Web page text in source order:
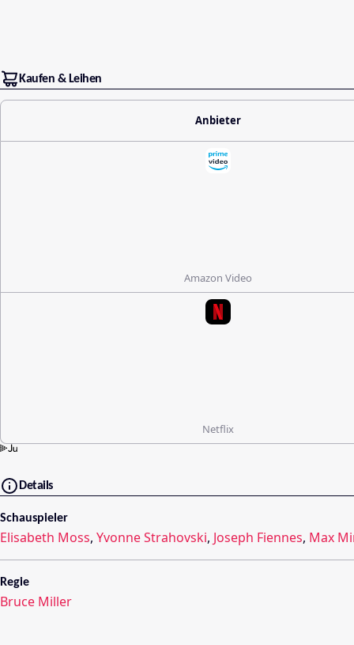
Kaufen & Leihen
Anbieter
Amazon Video
Netflix
Details
Schauspieler
Elisabeth Moss, Yvonne Strahovski, Joseph Fiennes, Max
Regie
Bruce Miller